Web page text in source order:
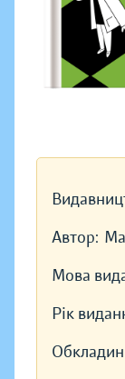
Автор:
Мова
Рік